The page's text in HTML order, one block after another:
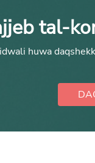
tal-
huwa